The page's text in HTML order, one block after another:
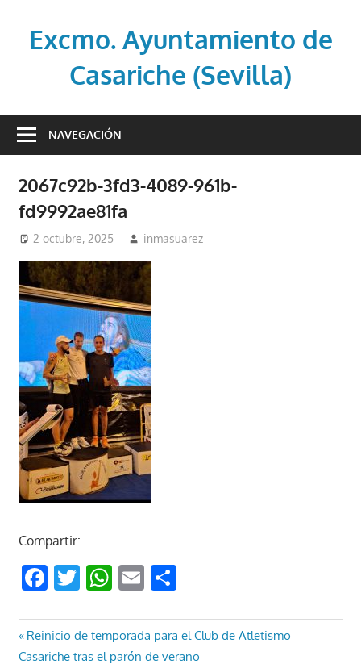
contenidoExcmo. Ayuntamiento de
Casariche (Sevilla)
oficial
de
Casariche
(Sevilla)
NAVEGACIÓN
2067c92b-3fd3-4089-961b-
fd9992ae81fa
2 octubre, 2025 inmasuarez
Compartir:
Facebook
Twitter
WhatsApp
EmailCompartir
Navegación
Entrada
anterior:
Reinicio de temporada para el Club de Atletismo
Casariche tras el parón de verano